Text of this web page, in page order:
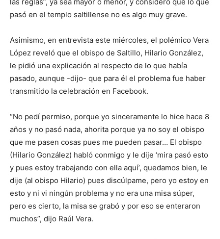
las reglas”, ya sea mayor o menor, y consideró que lo que
pasó en el templo saltillense no es algo muy grave.
Asimismo, en entrevista este miércoles, el polémico Vera
López reveló que el obispo de Saltillo, Hilario González,
le pidió una explicación al respecto de lo que había
pasado, aunque -dijo- que para él el problema fue haber
transmitido la celebración en Facebook.
“No pedí permiso, porque yo sinceramente lo hice hace 8
años y no pasó nada, ahorita porque ya no soy el obispo
que me pasen cosas pues me pueden pasar… El obispo
(Hilario González) habló conmigo y le dije ‘mira pasó esto
y pues estoy trabajando con ella aquí’, quedamos bien, le
dije (al obispo Hilario) pues discúlpame, pero yo estoy en
esto y ni vi ningún problema y no era una misa súper,
pero es cierto, la misa se grabó y por eso se enteraron
muchos”, dijo Raúl Vera.